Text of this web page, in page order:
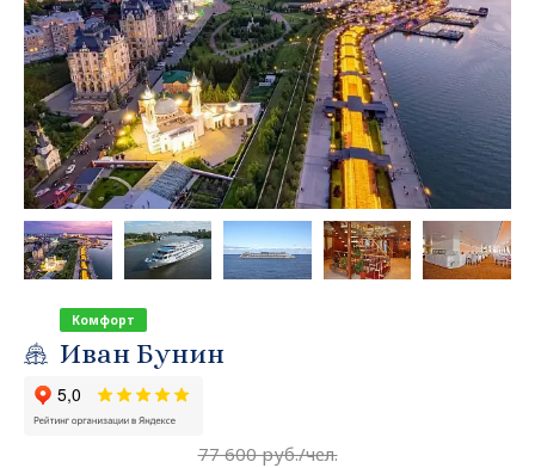
Комфорт
Иван Бунин
77 600 руб./чел.